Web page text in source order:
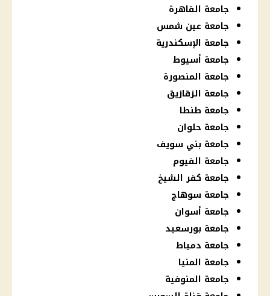
جامعة القاهرة
جامعة عين شمس
جامعة الإسكندرية
جامعة أسيوط
جامعة المنصورة
جامعة الزقازيق
جامعة طنطا
جامعة حلوان
جامعة بني سويف
جامعة الفيوم
جامعة كفر الشيخ
جامعة سوهاج
جامعة أسوان
جامعة بورسعيد
جامعة دمياط
جامعة المنيا
جامعة المنوفية